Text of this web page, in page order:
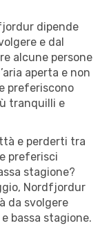
dipende
e dal
alcune persone
aperta e non
preferiscono
tranquilli e
e perderti tra
preferisci
stagione?
Nordfjordur
da svolgere
bassa stagione.